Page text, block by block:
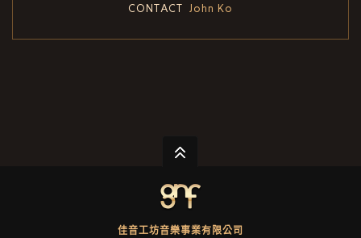
CONTACT
John Ko
佳音工坊音樂事業有限公司